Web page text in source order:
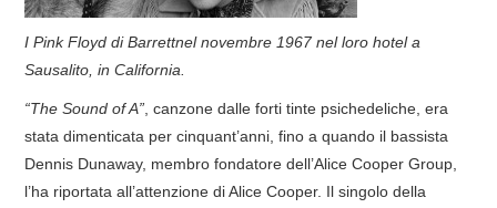
I Pink Floyd di Barrettnel novembre 1967 nel loro hotel a
Sausalito, in California.
“The Sound of A” , canzone dalle forti tinte psichedeliche, era
stata dimenticata per cinquant’anni, fino a quando il bassista
Dennis Dunaway, membro fondatore dell’Alice Cooper Group,
l’ha riportata all’attenzione di Alice Cooper. Il singolo della